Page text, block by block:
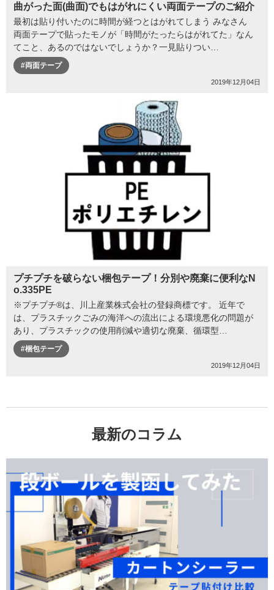
曲がった面(曲面)でもはがれにくい両面テープのご紹介
最初は貼り付いたのに時間が経つとはがれてしまう みなさん
両面テープで貼ったモノが「時間がたったらはがれてた」なん
てこと、あるのではないでしょうか？一見貼りつい…
#両面テープ
2019年12月04日
プチプチを破らない梱包テープ！分別や廃棄に便利なN
o.335PE
※プチプチ®は、川上産業株式会社の登録商標です。 近年で
は、プラスチックごみの海洋への流出による環境悪化の問題が
あり、プラスチックの使用削減や適切な廃棄、循環型…
#梱包テープ
2019年12月04日
最新のコラム